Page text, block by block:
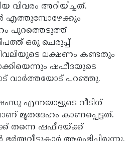
വിവരം അറിയിച്ചത്.
എത്തുമ്പോഴേക്കും
പുറത്തെടുത്ത്
ഒരു ചെരുപ്പ്
ലക്ഷണം കണ്ടതും
ഷഫീദയുടെ
വാര്‍ത്തയോട് പറഞ്ഞു.
എന്നയാളുടെ വീടിന്
മൃതദേഹം കാണപ്പെട്ടത്.
തന്നെ ഷഫീദയ്ക്ക്